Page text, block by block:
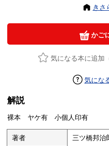
きさ
かご
気になる本に追加
気にな
解説
裸本 ヤケ有 小個人印有
著者 三ツ橋邦治